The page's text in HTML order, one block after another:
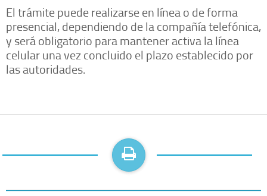
El trámite puede realizarse en línea o de forma
presencial, dependiendo de la compañía telefónica,
y será obligatorio para mantener activa la línea
celular una vez concluido el plazo establecido por
las autoridades.